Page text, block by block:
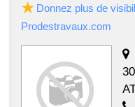
Donnez plus de
Prodestravaux.com